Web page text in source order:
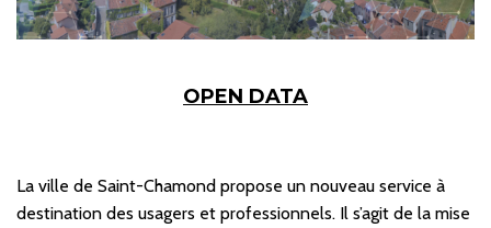
OPEN DATA
La ville de Saint-Chamond propose un nouveau service à
destination des usagers et professionnels. Il s’agit de la mise